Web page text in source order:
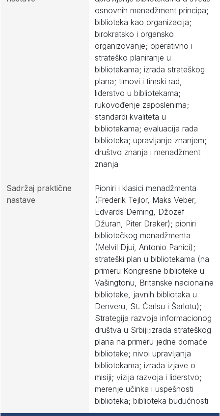
osnovnih menadžment principa;
biblioteka kao organizacija;
birokratsko i organsko
organizovanje; operativno i
strateško planiranje u
bibliotekama; izrada strateškog
plana; timovi i timski rad,
liderstvo u bibliotekama;
rukovođenje zaposlenima;
standardi kvaliteta u
bibliotekama; evaluacija rada
biblioteka; upravljanje znanjem;
društvo znanja i menadžment
znanja
Sadržaj praktične
nastave
Pioniri i klasici menadžmenta
(Frederik Tejlor, Maks Veber,
Edvards Deming, Džozef
Džuran, Piter Draker); pioniri
bibliotečkog menadžmenta
(Melvil Djui, Antonio Panici);
strateški plan u bibliotekama (na
primeru Kongresne biblioteke u
Vašingtonu, Britanske nacionalne
biblioteke, javnih biblioteka u
Denveru, St. Čarlsu i Šarlotu);
Strategija razvoja informacionog
društva u Srbiji;izrada strateškog
plana na primeru jedne domaće
biblioteke; nivoi upravljanja
bibliotekama; izrada izjave o
misiji; vizija razvoja i liderstvo;
merenje učinka i uspešnosti
biblioteka; biblioteka budućnosti